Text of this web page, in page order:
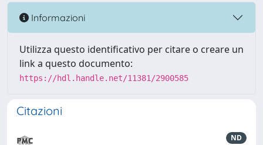
Informazioni
Utilizza questo identificativo per citare o creare un
link a questo documento:
https://hdl.handle.net/11381/2900585
Citazioni
ND